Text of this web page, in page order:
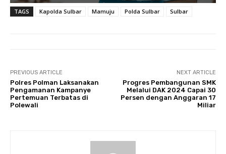
TAGS Kapolda Sulbar Mamuju Polda Sulbar Sulbar
PREVIOUS ARTICLE
Polres Polman Laksanakan
Pengamanan Kampanye
Pertemuan Terbatas di
Polewali
NEXT ARTICLE
Progres Pembangunan SMK
Melalui DAK 2024 Capai 30
Persen dengan Anggaran 17
Miliar